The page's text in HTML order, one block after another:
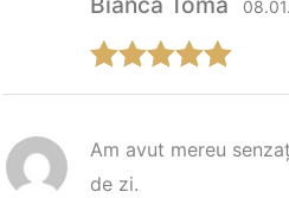
Evaluat la5
Am avut mereu
de zi.